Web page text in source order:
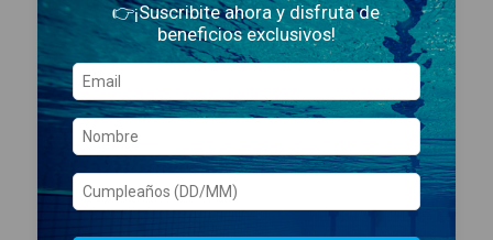
👉¡Suscribite ahora y disfruta de
beneficios exclusivos!